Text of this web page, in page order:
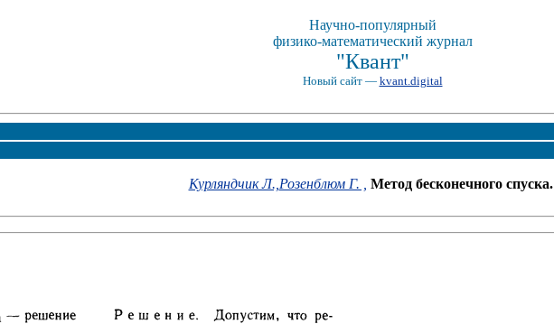
Научно-популярный
физико-математический журнал
"Квант"
Новый сайт — kvant.digital
Курляндчик Л., Розенблюм Г. , Метод бесконечного спуска.